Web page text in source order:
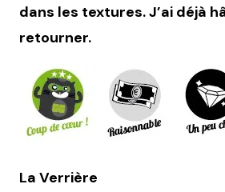
dans les textures. J’ai déjà
retourner.
La Verrière